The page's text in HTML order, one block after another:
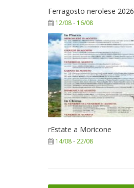
Ferragosto nerolese 2026
12/08- 16/08
rEstate a Moricone
14/08-22/08